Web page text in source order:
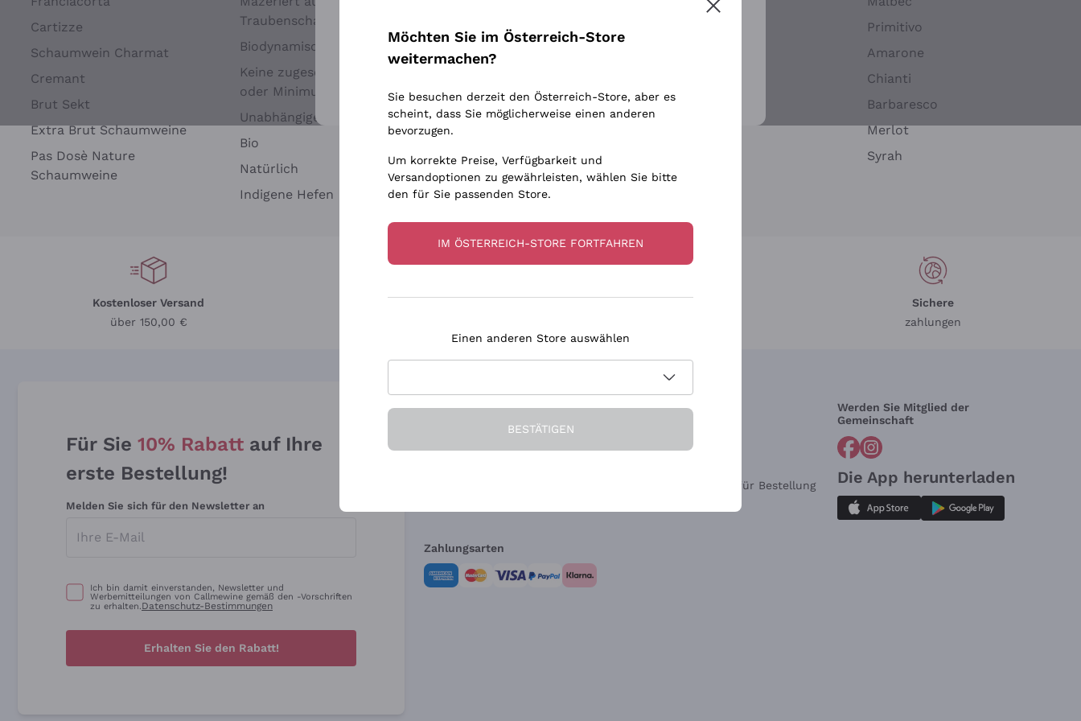
Cartizze
Schaumwein Charmat
Cremant
Brut Sekt
Extra Brut Schaumweine
Pas Dosè Nature
Schaumweine
Traubenschalen
Biodynamisch
Keine zugesetzten Sulfite
oder Minimum
Unabhängige Weinbauern
Bio
Natürlich
Indigene Hefen
Occhipinti Arianna
Biondi Santi
Argiolas
Zenato
Ca' dei Frati
Chardonnay
Primitivo
Amarone
Chianti
Barbaresco
Merlot
Syrah
Kostenloser Versand
über 150,00 €
Sichere
zahlungen
Für Sie 10% Rabatt auf Ihre
erste Bestellung!
Melden Sie sich für den Newsletter an
Ich bin damit einverstanden, Newsletter und
Werbemitteilungen von Callmewine gemäß den -Vorschriften
zu erhalten.Datenschutz-Bestimmungen
Erhalten Sie den Rabatt!
Die Firma Brauchen Sie Hilfe?
Widerrufsformular für Bestellung
Werden Sie Mitglied der
Gemeinschaft
Die App herunterladen
Zahlungsarten
Weitere Informationen finden Sie in unserem Datenschutz-Bestimmungen
Möchten Sie im Österreich-Store
weitermachen?
Sie besuchen derzeit den Österreich-Store, aber es
scheint, dass Sie möglicherweise einen anderen
bevorzugen.
Um korrekte Preise, Verfügbarkeit und
Versandoptionen zu gewährleisten, wählen Sie bitte
den für Sie passenden Store.
IM ÖSTERREICH-STORE FORTFAHREN
Einen anderen Store auswählen
BESTÄTIGEN